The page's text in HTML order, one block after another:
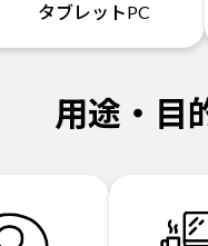
タブレットPC
用途・目